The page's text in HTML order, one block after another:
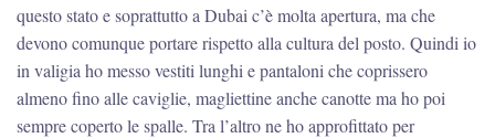
questo stato e soprattutto a Dubai c’è molta apertura, ma che
devono comunque portare rispetto alla cultura del posto. Quindi io
in valigia ho messo vestiti lunghi e pantaloni che coprissero
almeno fino alle caviglie, magliettine anche canotte ma ho poi
sempre coperto le spalle. Tra l’altro ne ho approfittato per